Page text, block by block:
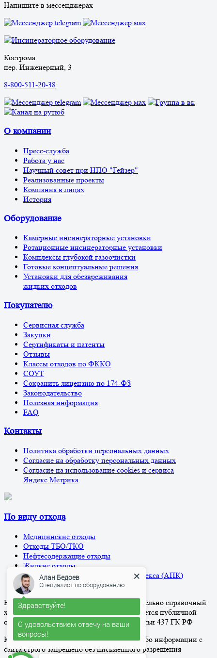
Напишите в мессенджерах
Кострома
пер. Инженерный, 3
8-800-511-20-38
О компании
Пресс-служба
Работа у нас
Научный совет при НПО "Гейзер"
Реализованные проекты
Компания в лицах
История
Оборудование
Камерные инсинераторные установки
Ротационные инсинераторные установки
Комплексы глубокой газоочистки
Готовые концептуальные решения
Установки для обезвреживания
жидких отходов
Покупателю
Сервисная служба
Закупки
Сертификаты и патенты
Отзывы
Классы отходов по ФККО
СОУТ
Сохранить лицензию по 174-ФЗ
Законодательство
Полезная информация
FAQ
Контакты
Политика обработки персональных данных
Согласие на обработку персональных данных
Согласие на использование cookies и сервиса
Яндекс.Метрика
По виду отхода
Медицинские отходы
Отходы ТБО/ТКО
Нефтесодержащие отходы
Жидкие отходы
Отходы агро-промышленного комплекса (АПК)
Прочие отходы
Вся информация на сайте носит исключительно справочный
характер и ни при каких условиях не является публичной
офертой, определяемой положениями Статьи 437 ГК РФ
Копирование и распространение какой-либо информации с
сайта строго запрещено без письменного разрешения
Алан Бедоев
Специалист по оборудованию
Здравствуйте!
С удовольствием отвечу на ваши
вопросы!